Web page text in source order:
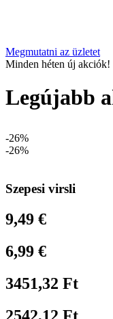
Megmutatni az üzletet
Minden héten új akciók!
Legújabb
-26%
-26%
Szepesi virsli
9,49 €
6,99 €
3451,32 Ft